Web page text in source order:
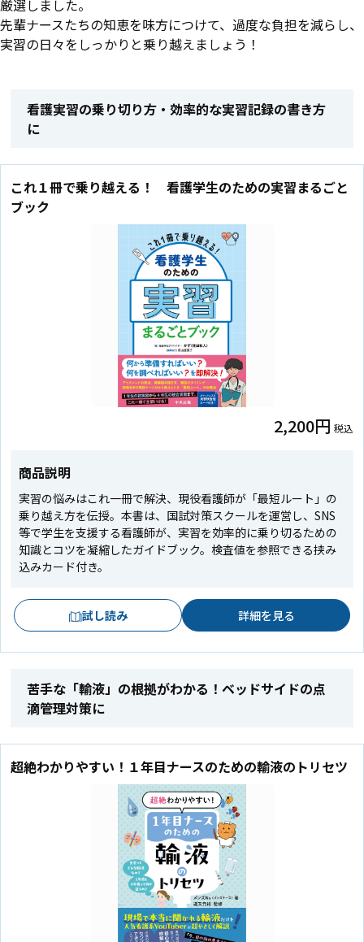
厳選しました。
先輩ナースたちの知恵を味方につけて、過度な負担を減らし、
実習の日々をしっかりと乗り越えましょう！
看護実習の乗り切り方・効率的な実習記録の書き方
に
これ１冊で乗り越える！ 看護学生のための実習まるごと
ブック
2,200円 税込
商品説明
実習の悩みはこれ一冊で解決、現役看護師が「最短ルート」の
乗り越え方を伝授。本書は、国試対策スクールを運営し、SNS
等で学生を支援する看護師が、実習を効率的に乗り切るための
知識とコツを凝縮したガイドブック。検査値を参照できる挟み
込みカード付き。
試し読み 詳細を見る
苦手な「輸液」の根拠がわかる！ベッドサイドの点
滴管理対策に
超絶わかりやすい！１年目ナースのための輸液のトリセツ